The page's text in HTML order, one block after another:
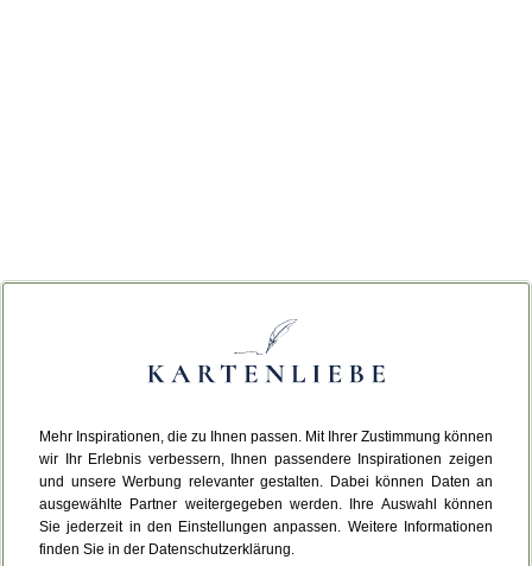
Mehr Inspirationen, die zu Ihnen passen. Mit Ihrer Zustimmung können
wir Ihr Erlebnis verbessern, Ihnen passendere Inspirationen zeigen
und unsere Werbung relevanter gestalten. Dabei können Daten an
ausgewählte Partner weitergegeben werden. Ihre Auswahl können
Sie jederzeit in den Einstellungen anpassen. Weitere Informationen
finden Sie in der Datenschutzerklärung.